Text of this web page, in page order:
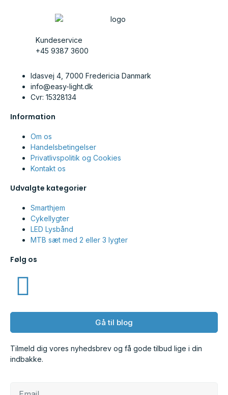
Kundeservice
+45 9387 3600
Idasvej 4, 7000 Fredericia Danmark
info@easy-light.dk
Cvr: 15328134
Information
Om os
Handelsbetingelser
Privatlivspolitik og Cookies
Kontakt os
Udvalgte kategorier
Smarthjem
Cykellygter
LED Lysbånd
MTB sæt med 2 eller 3 lygter
Følg os
Gå til blog
Tilmeld dig vores nyhedsbrev og få gode tilbud lige i din
indbakke.